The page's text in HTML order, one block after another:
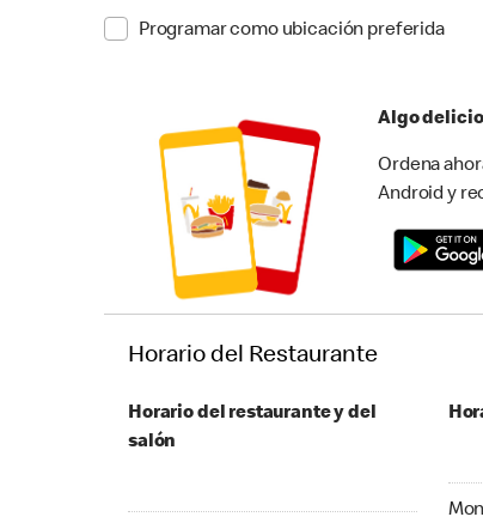
Programar como ubicación preferida
Algo
Ordena
Android y
Horario del Restaurante
Horario del restaurante y del
salón
Mon